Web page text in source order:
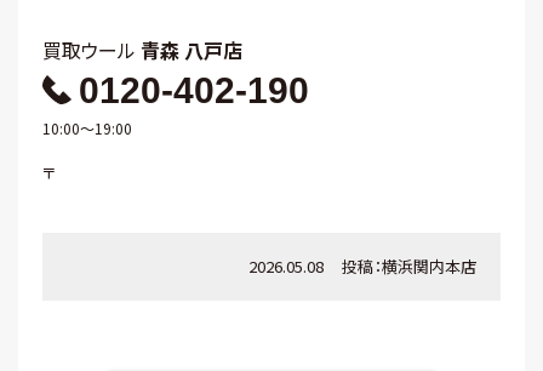
買取ウール 青森 八戸店
0120-402-190
10:00～19:00
〒
2026.05.08 投稿：横浜関内本店